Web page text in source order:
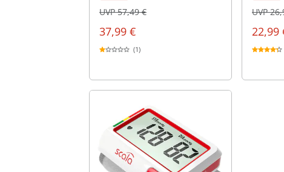
37,99 €
UVP 57,49 €
(1)
22,99
UVP